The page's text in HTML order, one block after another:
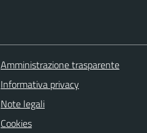
Amministrazione trasparente
Informativa privacy
Note legali
Cookies